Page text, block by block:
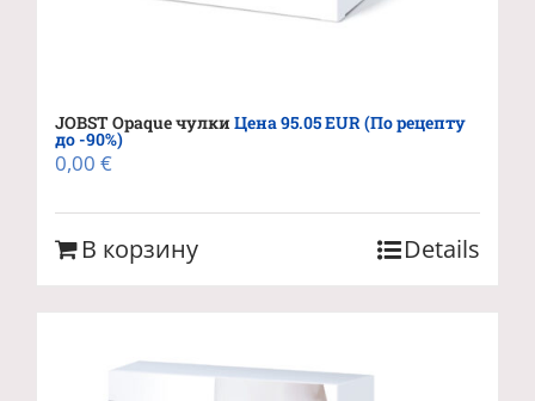
JOBST Opaque чулки Цена 95.05 EUR (По рецепту
до -90%)
0,00 €
В корзину Details